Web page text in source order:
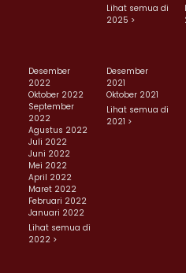
Lihat semua di
2025 >
Desember
2022
Oktober 2022
September
2022
Agustus 2022
Juli 2022
Juni 2022
Mei 2022
April 2022
Maret 2022
Februari 2022
Januari 2022
Lihat semua di
2022 >
Desember
2021
Oktober 2021
Lihat semua di
2021 >